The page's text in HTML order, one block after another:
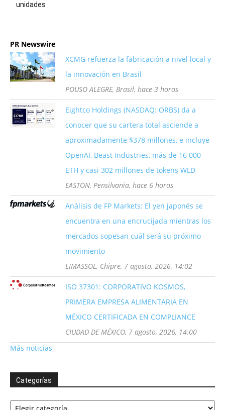
unidades
PR Newswire
XCMG refuerza la fabricación a nivel local y
la innovación en Brasil
POUSO ALEGRE, Brasil, hace 3 horas
Eightco Holdings (NASDAQ: ORBS) da a
conocer que su cartera total asciende a
aproximadamente $378 millones, e incluye
OpenAI, Beast Industries, más de 16 000
ETH y casi 302 millones de tokens WLD
EASTON, Pensilvania, hace 6 horas
Análisis de FP Markets: El yen japonés se
encuentra en una encrucijada mientras los
mercados sopesan cuál será su próximo
movimiento
LIMASSOL, Chipre, 7 agosto, 2026, 14:02
ISO 37301: CORPORATIVO KOSMOS,
PRIMERA EMPRESA ALIMENTARIA EN
MÉXICO CERTIFICADA EN COMPLIANCE
CIUDAD DE MÉXICO, 7 agosto, 2026, 14:00
Más noticias
Categorías
Categorías